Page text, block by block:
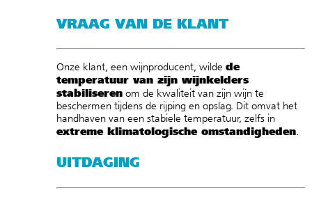
VRAAG VAN DE KLANT
Onze klant, een wijnproducent, wilde de
temperatuur van zijn wijnkelders
stabiliseren om de kwaliteit van zijn wijn te
beschermen tijdens de rijping en opslag. Dit omvat het
handhaven van een stabiele temperatuur, zelfs in
extreme klimatologische omstandigheden.
UITDAGING